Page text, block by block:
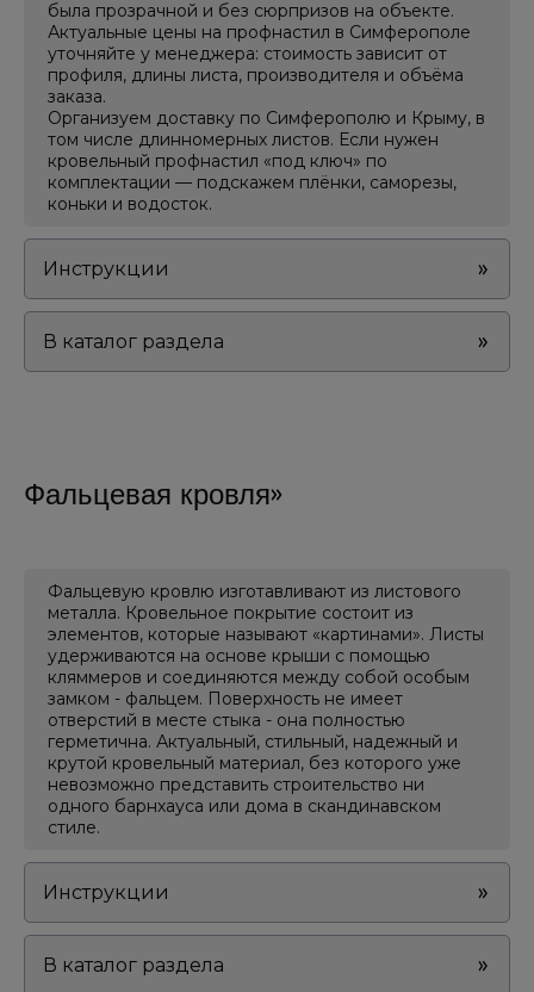
была прозрачной и без сюрпризов на объекте.
Актуальные цены на профнастил в Симферополе
уточняйте у менеджера: стоимость зависит от
профиля, длины листа, производителя и объёма
заказа.
Организуем доставку по Симферополю и Крыму, в
том числе длинномерных листов. Если нужен
кровельный профнастил «под ключ» по
комплектации — подскажем плёнки, саморезы,
коньки и водосток.
Инструкции
В каталог раздела
Фальцевая кровля
Фальцевую кровлю изготавливают из листового
металла. Кровельное покрытие состоит из
элементов, которые называют «картинами». Листы
удерживаются на основе крыши с помощью
кляммеров и соединяются между собой особым
замком - фальцем. Поверхность не имеет
отверстий в месте стыка - она полностью
герметична. Актуальный, стильный, надежный и
крутой кровельный материал, без которого уже
невозможно представить строительство ни
одного барнхауса или дома в скандинавском
стиле.
Инструкции
В каталог раздела